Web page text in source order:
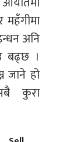
महँगीमा
अनि
बढ्छ ।
जाने हो
कुरा